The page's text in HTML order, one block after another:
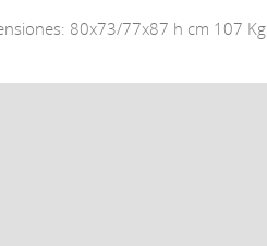
80x73/77x87 h cm 107 Kg